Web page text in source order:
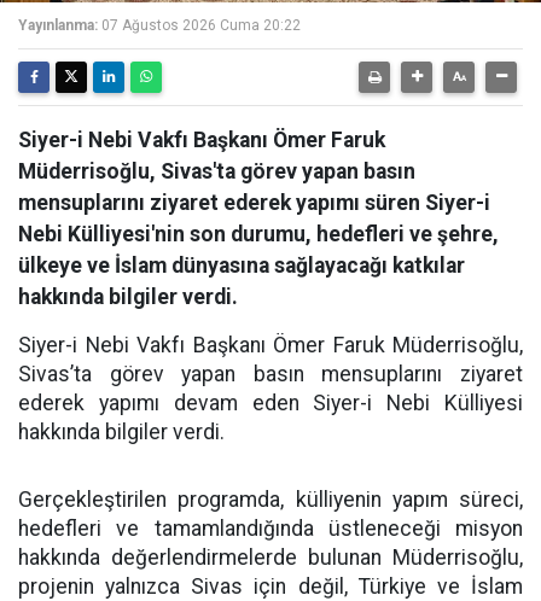
Yayınlanma: 07 Ağustos 2026 Cuma 20:22
Siyer-i Nebi Vakfı Başkanı Ömer Faruk
Müderrisoğlu, Sivas'ta görev yapan basın
mensuplarını ziyaret ederek yapımı süren Siyer-i
Nebi Külliyesi'nin son durumu, hedefleri ve şehre,
ülkeye ve İslam dünyasına sağlayacağı katkılar
hakkında bilgiler verdi.
Siyer-i Nebi Vakfı Başkanı Ömer Faruk Müderrisoğlu,
Sivas’ta görev yapan basın mensuplarını ziyaret
ederek yapımı devam eden Siyer-i Nebi Külliyesi
hakkında bilgiler verdi.
Gerçekleştirilen programda, külliyenin yapım süreci,
hedefleri ve tamamlandığında üstleneceği misyon
hakkında değerlendirmelerde bulunan Müderrisoğlu,
projenin yalnızca Sivas için değil, Türkiye ve İslam